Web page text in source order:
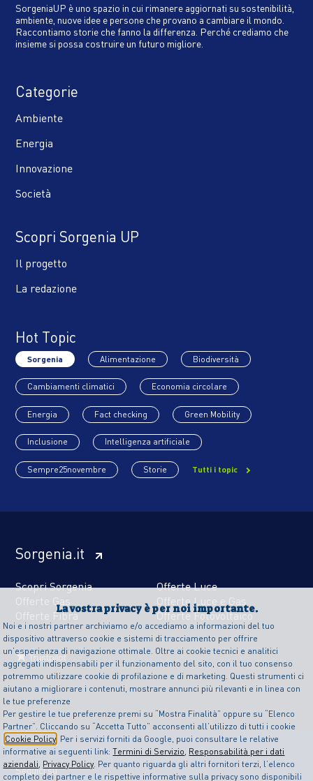
La vostra privacy è per noi importante.
Noi e i nostri partner archiviamo e/o accediamo a informazioni del tuo
dispositivo attraverso cookie e sistemi di tracciamento per offrire
un’esperienza di navigazione ottimale. Oltre ai cookie tecnici e analitici
aggregati indispensabili per il funzionamento del sito, con il tuo consenso
potremmo utilizzare cookie di profilazione e di marketing. Questi strumenti ci
aiutano a migliorare i contenuti, mostrare annunci più rilevanti e in linea con
le tue preferenze
Per gestire le tue preferenze premi su “Mostra Finalità” oppure su “Elenco
Partner”. Cliccando su “Accetta Tutto” acconsenti all’utilizzo di tutti i cookie
Cookie Policy . Per i servizi forniti da Google, puoi consultare le relative
informative ai seguenti link:Termini di Servizio, Responsabilità per i dati
aziendali, Privacy Policy. Per quanto riguarda gli altri fornitori terzi, l’elenco
completo dei partner e le rispettive informative sulla privacy sono disponibili
SorgeniaUP è uno spazio in cui rimanere aggiornati su sostenibilità,
ambiente, nuove idee e persone che provano a cambiare il mondo.
Raccontiamo storie che fanno la differenza. Perché crediamo che
insieme si possa costruire un futuro migliore.
Categorie
Ambiente
Energia
Innovazione
Società
Scopri Sorgenia UP
Il progetto
La redazione
Hot Topic
Sorgenia Alimentazione Biodiversità
Cambiamenti climatici Economia circolare
Energia Fact checking Green Mobility
Inclusione Intelligenza artificiale
Sempre25novembre Storie Tutti i topic
Sorgenia.it
Scopri Sorgenia
Offerte Luce
Offerte Gas
Offerte Luce e Gas
Offerte Fibra
Offerte Fotovoltaico
Seguici su